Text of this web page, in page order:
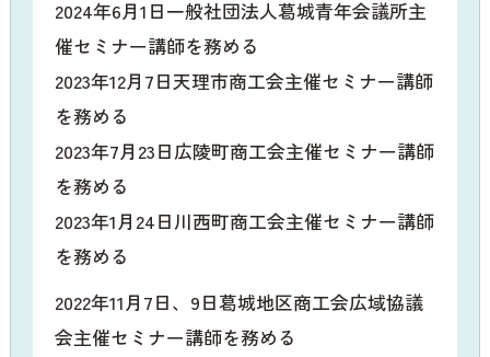
2024年6月1日一般社団法人葛城青年会議所主
催セミナー講師を務める
2023年12月7日天理市商工会主催セミナー講師
を務める
2023年7月23日広陵町商工会主催セミナー講師
を務める
2023年1月24日川西町商工会主催セミナー講師
を務める
2022年11月7日、9日葛城地区商工会広域協議
会主催セミナー講師を務める